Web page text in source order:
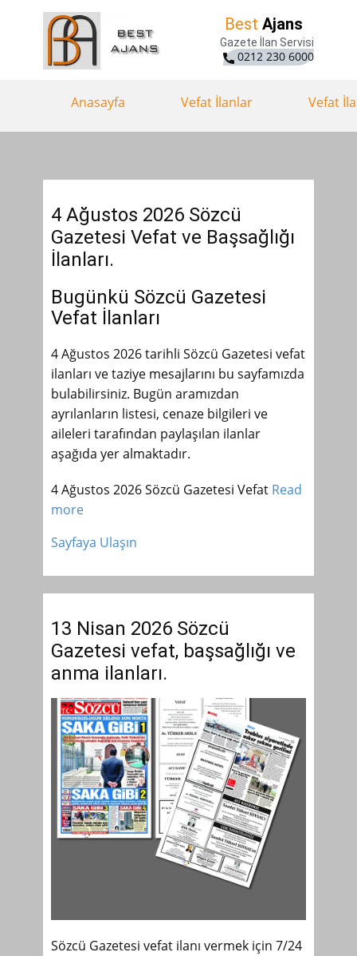
Best Ajans
Gazete İlan Servisi
0212 230 6000
Anasayfa Vefat İlanlar Vefat
4 Ağustos 2026 Sözcü
Gazetesi Vefat ve Başsağlığı
İlanları.
Bugünkü Sözcü Gazetesi
Vefat İlanları
4 Ağustos 2026 tarihli Sözcü Gazetesi vefat
ilanları ve taziye mesajlarını bu sayfamızda
bulabilirsiniz. Bugün aramızdan
ayrılanların listesi, cenaze bilgileri ve
aileleri tarafından paylaşılan ilanlar
aşağıda yer almaktadır.
4 Ağustos 2026 Sözcü Gazetesi Vefat Read
more
Sayfaya Ulaşın
13 Nisan 2026 Sözcü
Gazetesi vefat, başsağlığı ve
anma ilanları.
Sözcü Gazetesi vefat ilanı vermek için 7/24